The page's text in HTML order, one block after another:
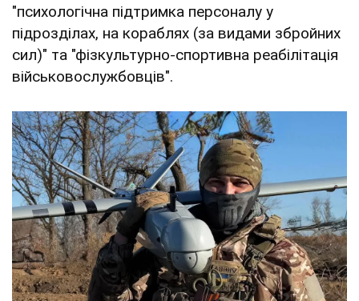
"психологічна підтримка персоналу у
підрозділах, на кораблях (за видами збройних
сил)" та "фізкультурно-спортивна реабілітація
військовослужбовців".